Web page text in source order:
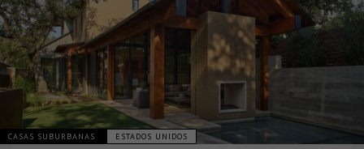
CASAS SUBURBANAS ESTADOS UNIDOS